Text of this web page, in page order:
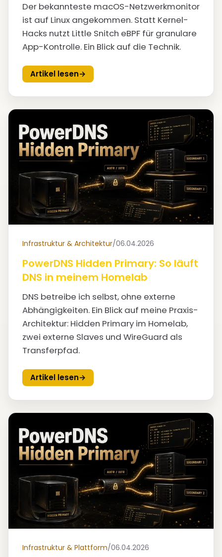
Der bekannteste macOS-Netzwerkmonitor
ist auf Linux angekommen. Statt Kernel-
Hacks nutzt Little Snitch eBPF für granulare
App-Kontrolle. Ein Blick auf die Technik.
Artikel lesen→
Infrastruktur & Architektur/06.04.2026
PowerDNS Hidden Primary: So läuft
DNS in meinem Homelab
DNS betreibe ich selbst, ohne externe
Abhängigkeiten. Ein Blick auf meine Praxis-
Architektur: Hidden Primary im Homelab,
zwei externe Slaves und WireGuard als
Transferpfad.
Artikel lesen→
Infrastruktur & Plattform/06.04.2026